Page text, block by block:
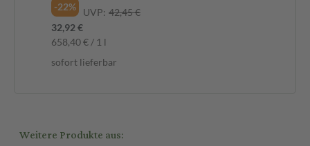
-22%
UVP: 42,45 €
32,92 €
658,40 € / 1 l
sofort lieferbar
Weitere Produkte aus: